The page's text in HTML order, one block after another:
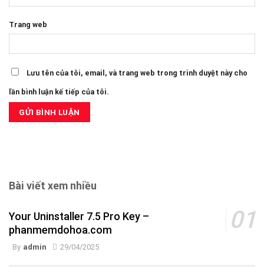
Trang web
Lưu tên của tôi, email, và trang web trong trình duyệt này cho
lần bình luận kế tiếp của tôi.
Bài viết xem nhiều
Your Uninstaller 7.5 Pro Key –
phanmemdohoa.com
By admin 29/04/2025